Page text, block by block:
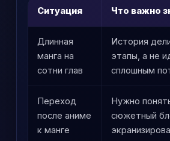
Ситуация Что важно
Длинная
манга на
сотни глав
История
этапы, а не
сплошным
Переход
после аниме
к манге
Нужно
сюжетный